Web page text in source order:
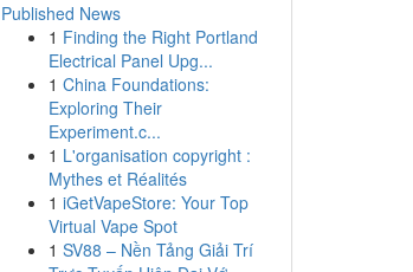
Published News
1 Finding the Right Portland
Electrical Panel Upg...
1 China Foundations:
Exploring Their
Experiment.c...
1 L'organisation copyright :
Mythes et Réalités
1 iGetVapeStore: Your Top
Virtual Vape Spot
1 SV88 – Nền Tảng Giải Trí